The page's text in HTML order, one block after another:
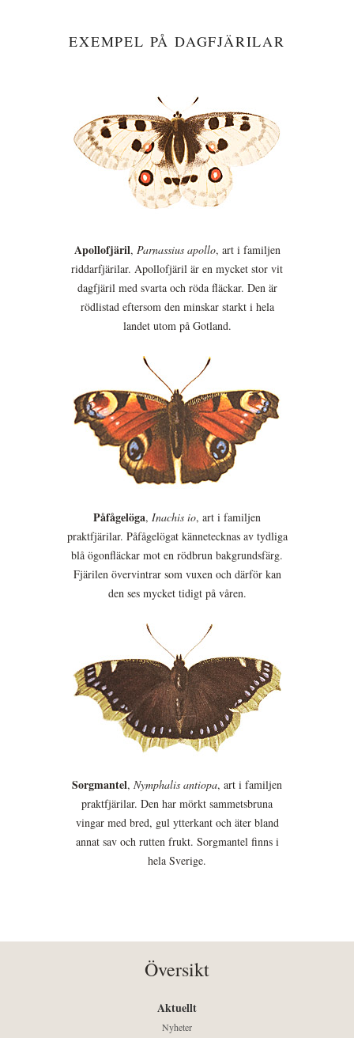
EXEMPEL PÅ DAGFJÄRILAR
Apollofjäril, Parnassius apollo, art i familjen
riddarfjärilar. Apollofjäril är en mycket stor vit
dagfjäril med svarta och röda fläckar. Den är
rödlistad eftersom den minskar starkt i hela
landet utom på Gotland.
Påfågelöga, Inachis io, art i familjen
praktfjärilar. Påfågelögat kännetecknas av tydliga
blå ögonfläckar mot en rödbrun bakgrundsfärg.
Fjärilen övervintrar som vuxen och därför kan
den ses mycket tidigt på våren.
Sorgmantel, Nymphalis antiopa, art i familjen
praktfjärilar. Den har mörkt sammetsbruna
vingar med bred, gul ytterkant och äter bland
annat sav och rutten frukt. Sorgmantel finns i
hela Sverige.
Översikt
Aktuellt
Nyheter